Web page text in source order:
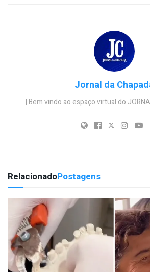
Jornal da
| Bem vindo ao espaço virtual do
RelacionadoPostagens